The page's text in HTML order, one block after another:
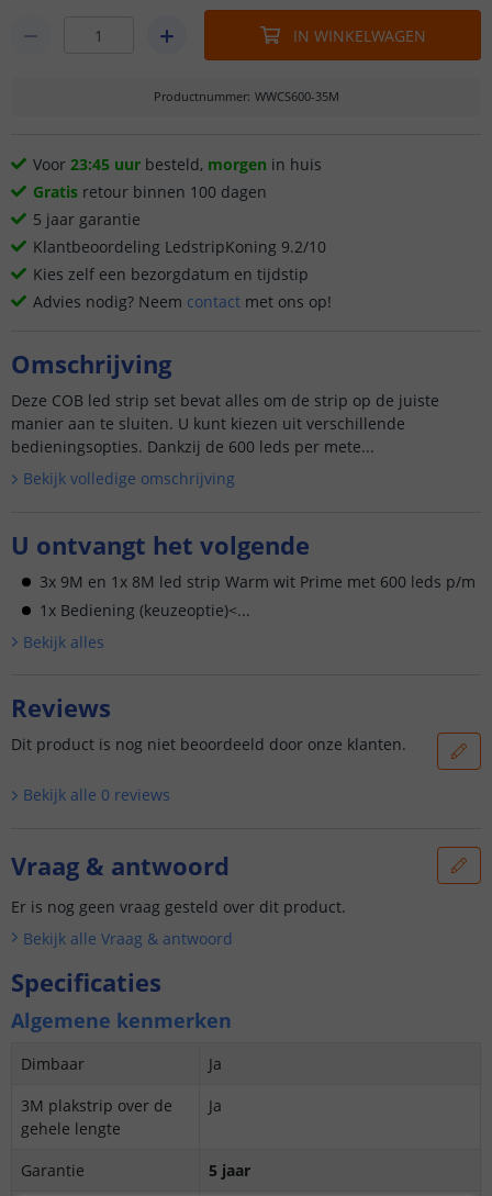
IN WINKELWAGEN
Productnummer: WWCS600-35M
Voor 23:45 uur besteld, morgen in huis
Gratis retour binnen 100 dagen
5 jaar garantie
Klantbeoordeling LedstripKoning 9.2/10
Kies zelf een bezorgdatum en tijdstip
Advies nodig? Neem contact met ons op!
Omschrijving
Deze COB led strip set bevat alles om de strip op de juiste
manier aan te sluiten. U kunt kiezen uit verschillende
bedieningsopties. Dankzij de 600 leds per mete...
Bekijk volledige omschrijving
U ontvangt het volgende
3x 9M en 1x 8M led strip Warm wit Prime met 600 leds p/m
1x Bediening (keuzeoptie)<...
Bekijk alles
Reviews
Dit product is nog niet beoordeeld door onze klanten.
Bekijk alle 0 reviews
Vraag & antwoord
Er is nog geen vraag gesteld over dit product.
Bekijk alle Vraag & antwoord
Specificaties
Algemene kenmerken
Dimbaar
Ja
3M plakstrip over de
gehele lengte
Ja
Garantie 5 jaar